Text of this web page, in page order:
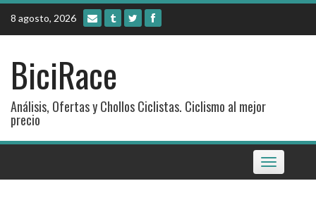
Skip
content
8 agosto, 2026
BiciRace
Análisis, Ofertas y Chollos Ciclistas. Ciclismo al mejor
precio
Toggle
navigation